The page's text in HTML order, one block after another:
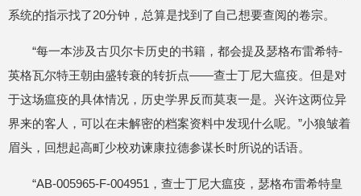
系统的指示找了20分钟，总算是找到了自己想要查阅的卷宗。
“每一本涉及古贝尔卡历史的书籍，都会提及瑟格布雷希特-
英格瓦尔特王朝由盛转衰的转折点——查士丁尼大瘟疫。但是对
于这场瘟疫的具体情况，历史学界反而莫衷一是。兴许这两位异
界来的客人，可以在未解密的档案资料中发现什么呢。”小狼皱着
眉头，回想起高町少校劝谏康拉德参谋长时所说的话语。
“AB-005965-F-004951，查士丁尼大瘟疫，瑟格布雷希特皇